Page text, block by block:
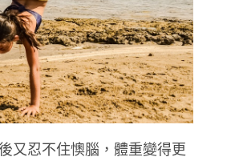
又忍不住懊腦，體重變得更